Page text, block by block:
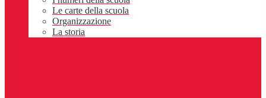
Le carte della scuola
Organizzazione
La storia